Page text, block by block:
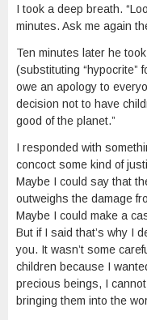
I took a deep breath.
minutes. Ask me again
Ten minutes later he
(substituting “hypocrite”
owe an apology to
decision not to have
good of the planet.”
I responded with
concoct some kind of
Maybe I could say that
outweighs the damage
Maybe I could make a
But if I said that’s why I
you. It wasn’t some
children because I
precious beings, I
bringing them into the